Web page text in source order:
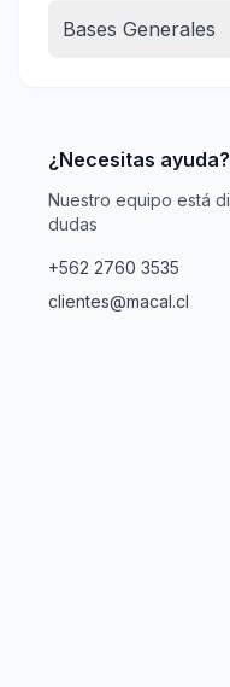
Bases Generales
¿Necesitas ayuda?
Nuestro equipo está
dudas
+562 2760 3535
clientes@macal.cl